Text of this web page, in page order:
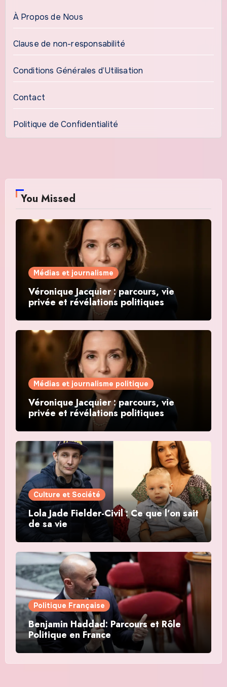
À Propos de Nous
Clause de non-responsabilité
Conditions Générales d’Utilisation
Contact
Politique de Confidentialité
You Missed
Médias et journalisme
Véronique Jacquier : parcours, vie
privée et révélations politiques
Médias et journalisme politique
Véronique Jacquier : parcours, vie
privée et révélations politiques
Culture et Société
Lola Jade Fielder-Civil : Ce que l’on sait
de sa vie
Politique Française
Benjamin Haddad: Parcours et Rôle
Politique en France